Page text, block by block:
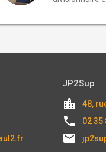
JP2Sup
location_city 48,
local_phone 02 35
email